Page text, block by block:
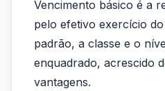
de
Carreiras
e
Vencimento básico é a
pelo efetivo exercício
padrão, a classe e o
enquadrado, acrescido
vantagens.